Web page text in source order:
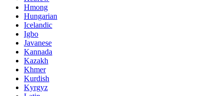
Hmong
Hungarian
Icelandic
Igbo
Javanese
Kannada
Kazakh
Khmer
Kurdish
Kyrgyz